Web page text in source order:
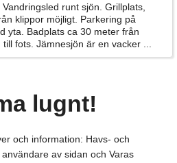
runt sjön. Grillplats,
klippor möjligt. Parkering på
yta. Badplats ca 30 meter från
fots. Jämnesjön är en vacker ...
lugnt!
och information: Havs- och
av sidan och Varas